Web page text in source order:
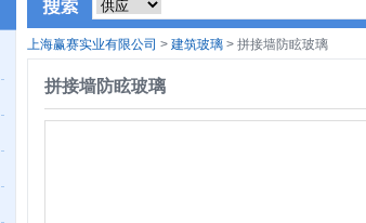
上海赢赛实业有限公司 > 建筑玻璃 > 拼接墙防眩玻璃
拼接墙防眩玻璃